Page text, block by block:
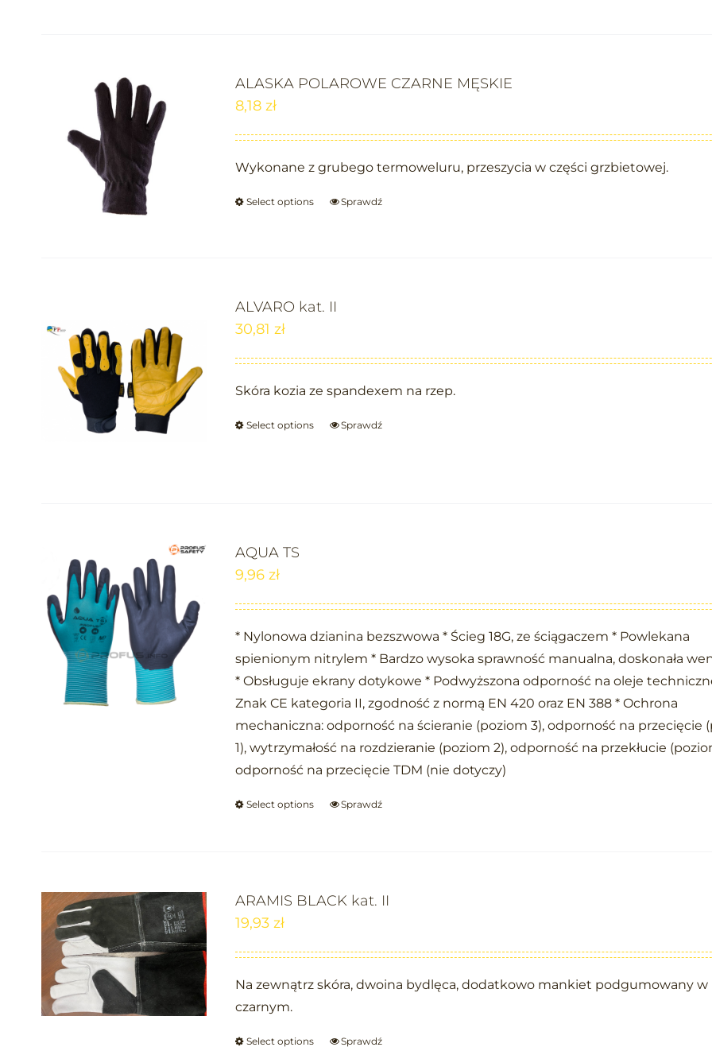
ALASKA POLAROWE CZARNE MĘSKIE
8,18zł
Wykonane z grubego termoweluru, przeszycia w części grzbietowej.
Select options Sprawdź
ALVARO kat. II
30,81zł
Skóra kozia ze spandexem na rzep.
Select options Sprawdź
AQUA TS
9,96zł
* Nylonowa dzianina bezszwowa * Ścieg 18G, ze ściągaczem * Powlekana
spienionym nitrylem * Bardzo wysoka sprawność manualna, doskonała
* Obsługuje ekrany dotykowe * Podwyższona odporność na oleje
Znak CE kategoria II, zgodność z normą EN 420 oraz EN 388 * Ochrona
mechaniczna: odporność na ścieranie (poziom 3), odporność na przecięcie
1), wytrzymałość na rozdzieranie (poziom 2), odporność na przekłucie
odporność na przecięcie TDM (nie dotyczy)
Select options Sprawdź
ARAMIS BLACK kat. II
19,93zł
Na zewnątrz skóra, dwoina bydlęca, dodatkowo mankiet podgumowany w
czarnym.
Select options Sprawdź